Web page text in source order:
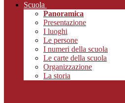
Scuola
Panoramica
Presentazione
I luoghi
Le persone
I numeri della scuola
Le carte della scuola
Organizzazione
La storia